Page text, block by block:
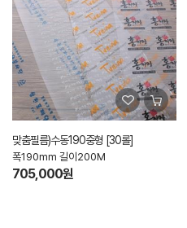
맞춤필름)수동190중형 [30롤]
폭190mm 길이200M
705,000원